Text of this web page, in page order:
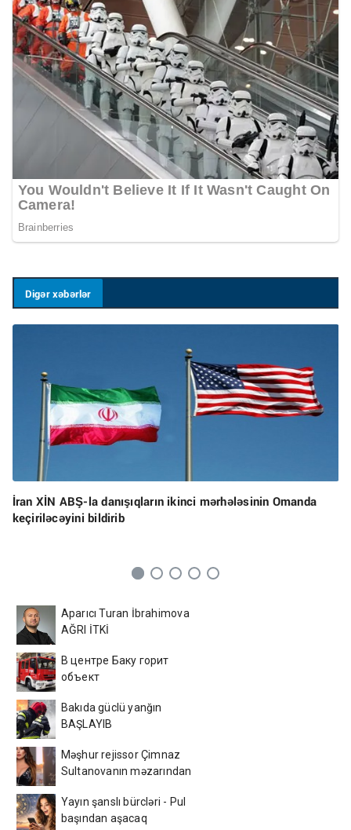
Digər xəbərlər
İran XİN ABŞ-la danışıqların ikinci mərhələsinin Omanda
keçiriləcəyini bildirib
Aparıcı Turan İbrahimova
AĞRI İTKİ
В центре Баку горит
объект
Bakıda güclü yanğın
BAŞLAYIB
Məşhur rejissor Çimnaz
Sultanovanın məzarından
Yayın şanslı bürcləri - Pul
başından aşacaq